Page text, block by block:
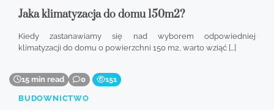
Jaka klimatyzacja do domu 150m2?
Kiedy zastanawiamy się nad wyborem odpowiedniej
klimatyzacji do domu o powierzchni 150 m2, warto wziąć […]
15 min read 0 151
BUDOWNICTWO